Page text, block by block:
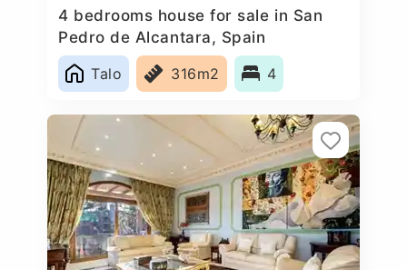
4 bedrooms house for sale in San
Pedro de Alcantara, Spain
Talo
316m2 4